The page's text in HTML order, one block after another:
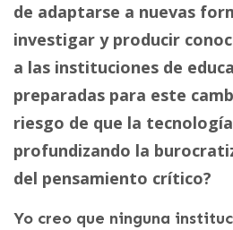
de adaptarse a nuevas
investigar y producir
a las instituciones de
preparadas para este
riesgo de que la
profundizando la
del pensamiento crítico?
Yo creo que ninguna